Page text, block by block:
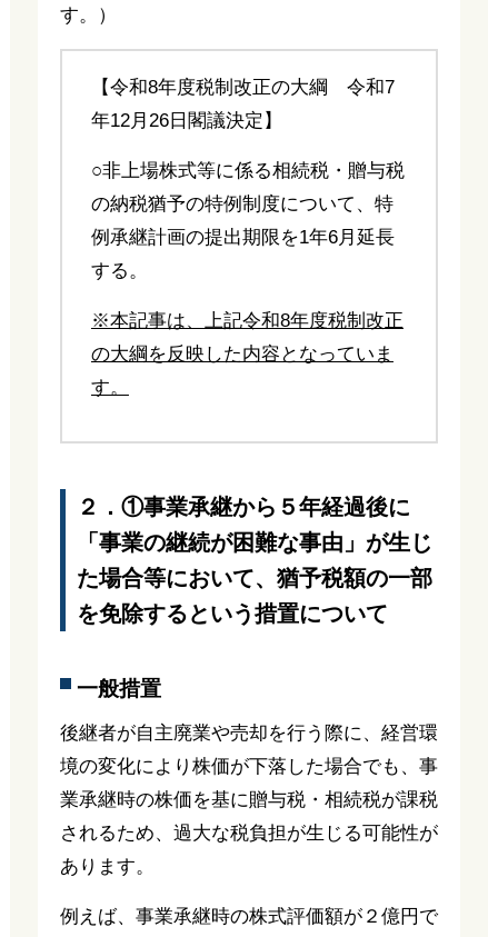
す。）
【令和8年度税制改正の大綱 令和7
年12月26日閣議決定】
○非上場株式等に係る相続税・贈与税
の納税猶予の特例制度について、特
例承継計画の提出期限を1年6月延長
する。
※本記事は、上記令和8年度税制改正
の大綱を反映した内容となっていま
す。
２．①事業承継から５年経過後に
「事業の継続が困難な事由」が生じ
た場合等において、猶予税額の一部
を免除するという措置について
一般措置
後継者が自主廃業や売却を行う際に、経営環
境の変化により株価が下落した場合でも、事
業承継時の株価を基に贈与税・相続税が課税
されるため、過大な税負担が生じる可能性が
あります。
例えば、事業承継時の株式評価額が２億円で